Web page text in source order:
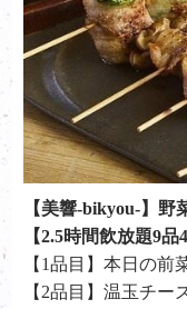
【美響-bikyou-】
【2.5時間飲放題9品
【1品目】本日の前
【2品目】温玉チー